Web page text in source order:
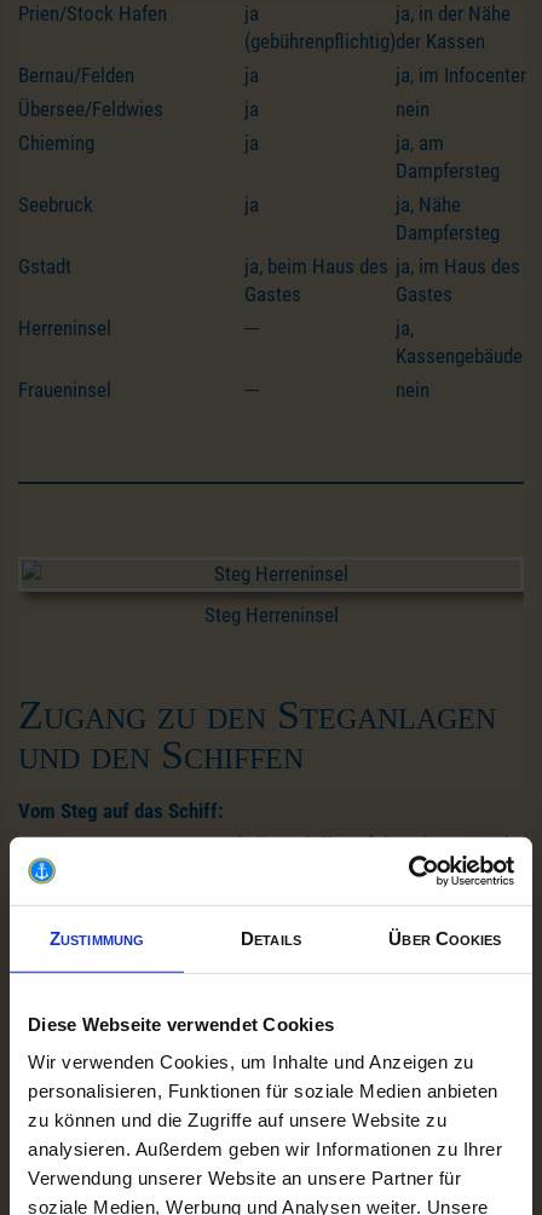
Zustimmung Details Über Cookies
Diese Webseite verwendet Cookies
Wir verwenden Cookies, um Inhalte und Anzeigen zu
personalisieren, Funktionen für soziale Medien anbieten
zu können und die Zugriffe auf unsere Website zu
analysieren. Außerdem geben wir Informationen zu Ihrer
Verwendung unserer Website an unsere Partner für
soziale Medien, Werbung und Analysen weiter. Unsere
Prien/Stock Hafen
ja
(gebührenpflichtig)
ja, in der Nähe
der Kassen
Bernau/Felden
ja
ja, im Infocenter
Übersee/Feldwies
ja
nein
Chieming
ja
ja, am
Dampfersteg
Seebruck
ja
ja, Nähe
Dampfersteg
Gstadt
ja, beim Haus des
Gastes
ja, im Haus des
Gastes
Herreninsel
---
ja,
Kassengebäude
Fraueninsel
--- nein
Steg Herreninsel
Zugang zu den Steganlagen
und den Schiffen
Vom Steg auf das Schiff:
Der Zugang vom Steg auf die Schiffe erfolgt über eine für
Rollstühle ausreichend breite Übergangsbrücke (mobile
Rampe). Je nach Wasserstand ist die Übergangsbrücke eben
oder schräg abfallend bzw. aufsteigend und kann bei
stärkerem Wellengang auch mal schwanken. Im
Auflagebereich der Brücke (am Steg- bzw. am Schiffsboden)
Unsere Schiffsmannschaft hilft Ihnen gerne beim Ein- und
Aussteigen.
Steg Prien/Stock:
Die Stegbreite ist für Rollstuhlfahrer ausreichend. Der Zugang